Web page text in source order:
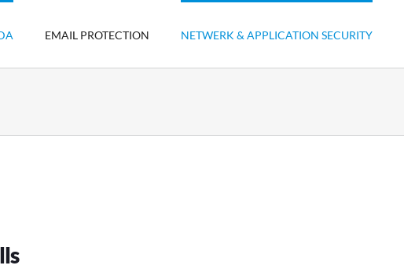
EMAIL PROTECTION NETWERK & APPLICATION SECURITY